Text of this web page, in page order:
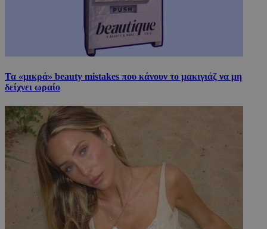
Τα «μικρά» beauty mistakes που κάνουν το μακιγιάζ να μη
δείχνει ωραίο